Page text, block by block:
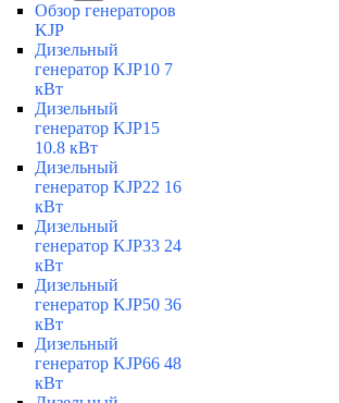
Обзор генераторов
KJP
Дизельный
генератор KJP10 7
кВт
Дизельный
генератор KJP15
10.8 кВт
Дизельный
генератор KJP22 16
кВт
Дизельный
генератор KJP33 24
кВт
Дизельный
генератор KJP50 36
кВт
Дизельный
генератор KJP66 48
кВт